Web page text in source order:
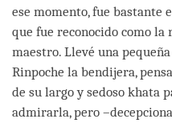
ese momento, fue bastante
que fue reconocido como la
maestro. Llevé una
Rinpoche la bendijera,
de su largo y sedoso khata
admirarla, pero